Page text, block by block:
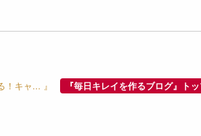
キャ... 』 『毎日キレイを作るブログ』ト